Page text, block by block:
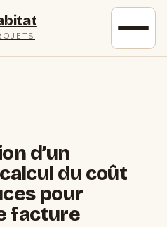
d’un
du coût
pour
facture